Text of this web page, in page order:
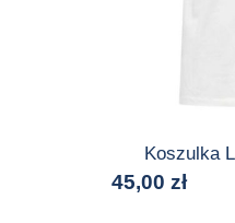
Koszulka
45,00 zł